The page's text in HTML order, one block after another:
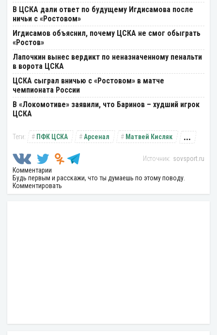
В ЦСКА дали ответ по будущему Игдисамова после
ничьи с «Ростовом»
Игдисамов объяснил, почему ЦСКА не смог обыграть
«Ростов»
Лапочкин вынес вердикт по неназначенному пенальти
в ворота ЦСКА
ЦСКА сыграл вничью с «Ростовом» в матче
чемпионата России
В «Локомотиве» заявили, что Баринов – худший игрок
ЦСКА
ПФК ЦСКА Арсенал Матвей Кисляк ...
sovsport.ru
Комментарии
Будь первым и расскажи, что ты думаешь по этому поводу.
Комментировать